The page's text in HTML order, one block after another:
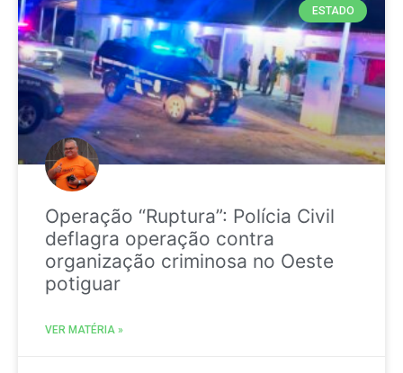
ESTADO
Operação “Ruptura”: Polícia Civil
deflagra operação contra
organização criminosa no Oeste
potiguar
VER MATÉRIA »